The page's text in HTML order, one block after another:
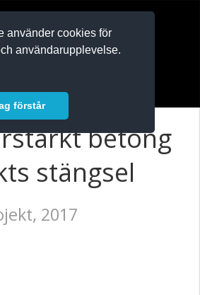
använder cookies för
användarupplevelse.
förstår
betong
stängsel
2017